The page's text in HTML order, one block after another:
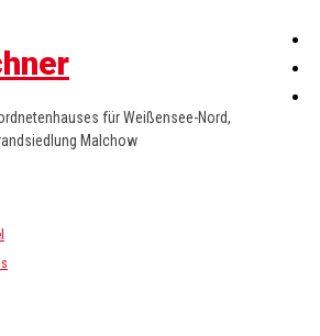
für Weißensee-Nord,
Malchow